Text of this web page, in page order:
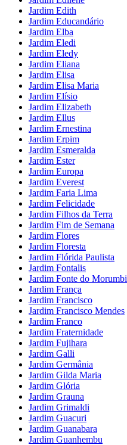
Jardim Edith
Jardim Educandário
Jardim Elba
Jardim Eledi
Jardim Eledy
Jardim Eliana
Jardim Elisa
Jardim Elisa Maria
Jardim Elísio
Jardim Elizabeth
Jardim Ellus
Jardim Ernestina
Jardim Erpim
Jardim Esmeralda
Jardim Ester
Jardim Europa
Jardim Everest
Jardim Faria Lima
Jardim Felicidade
Jardim Filhos da Terra
Jardim Fim de Semana
Jardim Flores
Jardim Floresta
Jardim Flórida Paulista
Jardim Fontalis
Jardim Fonte do Morumbi
Jardim França
Jardim Francisco
Jardim Francisco Mendes
Jardim Franco
Jardim Fraternidade
Jardim Fujihara
Jardim Galli
Jardim Germânia
Jardim Gilda Maria
Jardim Glória
Jardim Grauna
Jardim Grimaldi
Jardim Guacuri
Jardim Guanabara
Jardim Guanhembu